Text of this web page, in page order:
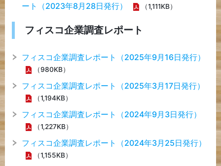
ート（2023年8月28日発行）
（1,111KB）
フィスコ企業調査レポート
フィスコ企業調査レポート（2025年9月16日発行）
（980KB）
フィスコ企業調査レポート（2025年3月17日発行）
（1,194KB）
フィスコ企業調査レポート（2024年9月3日発行）
（1,227KB）
フィスコ企業調査レポート（2024年3月25日発行）
（1,155KB）